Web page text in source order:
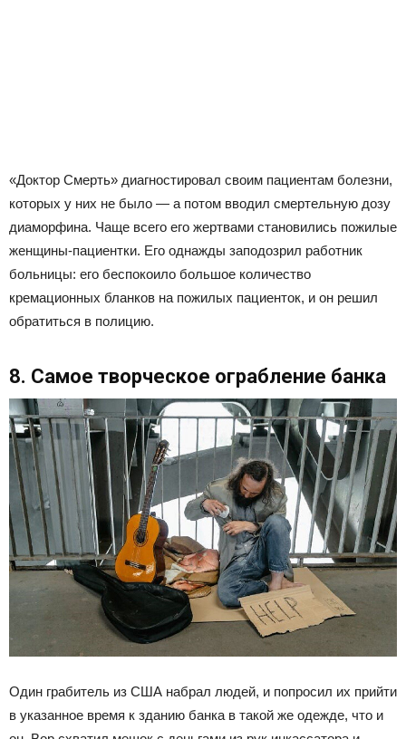
«Доктор Смерть» диагностировал своим пациентам болезни,
которых у них не было — а потом вводил смертельную дозу
диаморфина. Чаще всего его жертвами становились пожилые
женщины-пациентки. Его однажды заподозрил работник
больницы: его беспокоило большое количество
кремационных бланков на пожилых пациенток, и он решил
обратиться в полицию.
8. Самое творческое ограбление банка
Один грабитель из США набрал людей, и попросил их прийти
в указанное время к зданию банка в такой же одежде, что и